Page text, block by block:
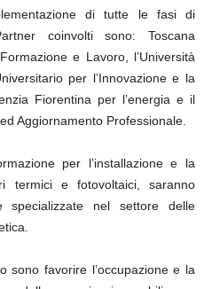
di tutte le fasi di
coinvolti sono: Toscana
e Lavoro, l’Università
per l’Innovazione e la
Fiorentina per l’energia e il
Aggiornamento Professionale.
per l’installazione e la
termici e fotovoltaici, saranno
specializzate nel settore delle
sono favorire l’occupazione e la